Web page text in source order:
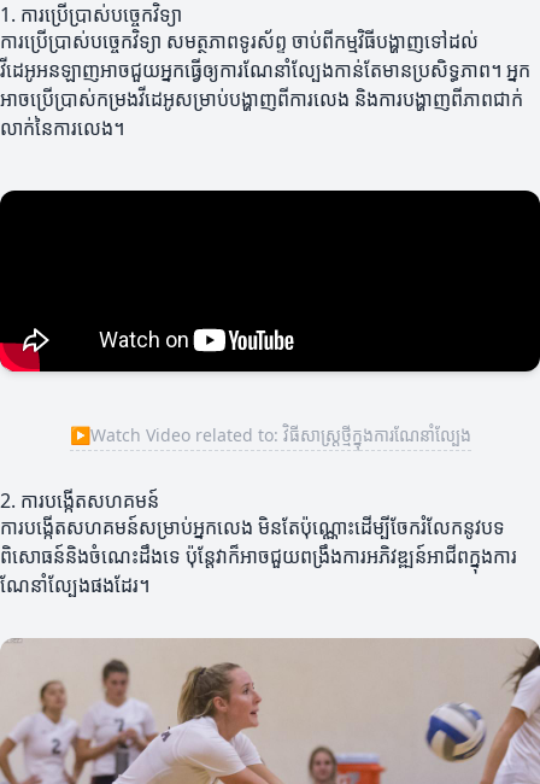
1. ការប្រើប្រាស់បច្ចេកវិទ្យា
ការប្រើប្រាស់បច្ចេកវិទ្យា សមត្ថភាពទូរស័ព្ទ ចាប់ពីកម្មវិធីបង្ហាញទៅដល់
វីដេអូអនឡាញអាចជួយអ្នកធ្វើឲ្យការណែនាំល្បែងកាន់តែមានប្រសិទ្ធភាព។ អ្នក
អាចប្រើប្រាស់កម្រងវីដេអូសម្រាប់បង្ហាញពីការលេង និងការបង្ហាញពីភាពជាក់
លាក់នៃការលេង។
▶Watch Video related to: វិធីសាស្ត្រថ្មីក្នុងការណែនាំល្បែង
2. ការបង្កើតសហគមន៍
ការបង្កើតសហគមន៍សម្រាប់អ្នកលេង មិនតែប៉ុណ្ណោះដើម្បីចែករំលែកនូវបទ
ពិសោធន៍និងចំណេះដឹងទេ ប៉ុន្តែវាក៏អាចជួយពង្រឹងការអភិវឌ្ឍន៍អាជីពក្នុងការ
ណែនាំល្បែងផងដែរ។